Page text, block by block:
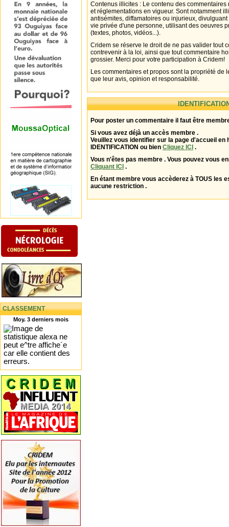
CLASSEMENT
Moy. 3 derniers mois
Contenus illicites : Le contenu des
et réglementations en vigueur. Sont notamment
antisémites, diffamatoires ou injurieux,
vie privée d'une personne, utilisant des oeuvres
(textes, photos, vidéos...).
Cridem se réserve le droit de ne pas valider tout
contrevenir à la loi, ainsi que tout commentaire
grossier. Merci pour votre participation à Cridem!
Les commentaires et propos sont la propriété de
que leur avis, opinion et responsabilité.
Pour poster un commentaire il faut être
Si vous avez déjà un accès membre .
Veuillez vous identifier sur la page d'accueil en
IDENTIFICATION ou bien Cliquez ICI .
Vous n'êtes pas membre . Vous pouvez vous
Cliquant ICI .
En étant membre vous accèderez à TOUS les
aucune restriction .